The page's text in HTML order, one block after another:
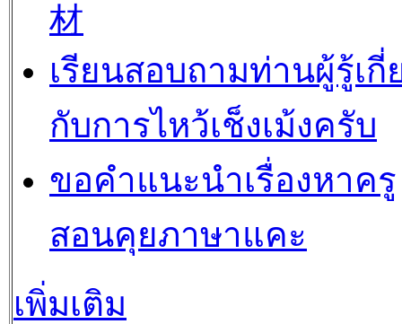
材
เรียนสอบถามท่านผู้รู้เกี่
กับการไหว้เช็งเม้งครับ
ขอคำแนะนำเรื่องหาครู
สอนคุยภาษาแคะ
เพิ่มเติม